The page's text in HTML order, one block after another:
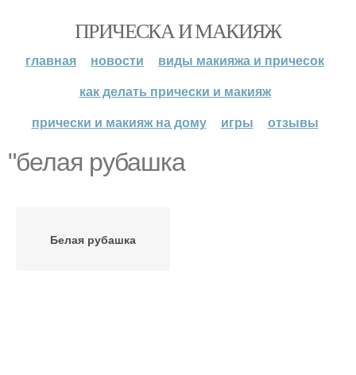
ПРИЧЕСКА И МАКИЯЖ
главная новости
виды макияжа и причесок
как делать прически и макияж
прически и макияж на дому
игры отзывы
"белая рубашка
Белая рубашка